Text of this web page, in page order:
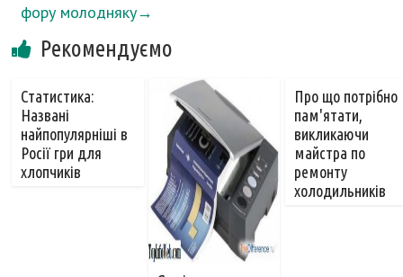
фору молодняку→
Рекомендуємо
Статистика:
Названі
найпопулярніші в
Росії гри для
хлопчиків
Про що потрібно
пам'ятати,
викликаючи
майстра по
ремонту
холодильників